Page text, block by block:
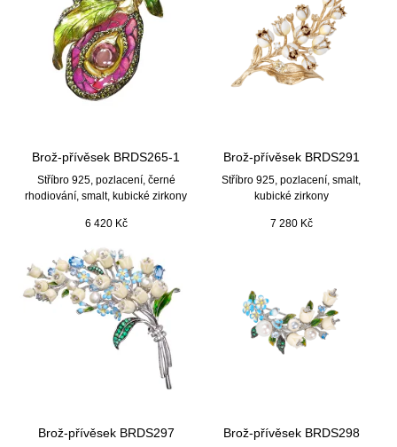
Brož-přívěsek BRDS265-1
Stříbro 925, pozlacení, černé
rhodiování, smalt, kubické zirkony
6 420 Kč
Brož-přívěsek BRDS291
Stříbro 925, pozlacení, smalt,
kubické zirkony
7 280 Kč
Brož-přívěsek BRDS297 Brož-přívěsek BRDS298